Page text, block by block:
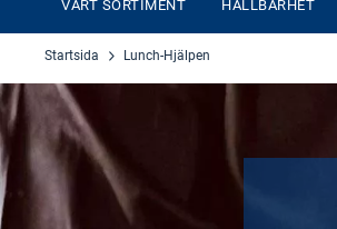
VÅRT SORTIMENT HÅLLBARHET
Startsida Lunch-Hjälpen